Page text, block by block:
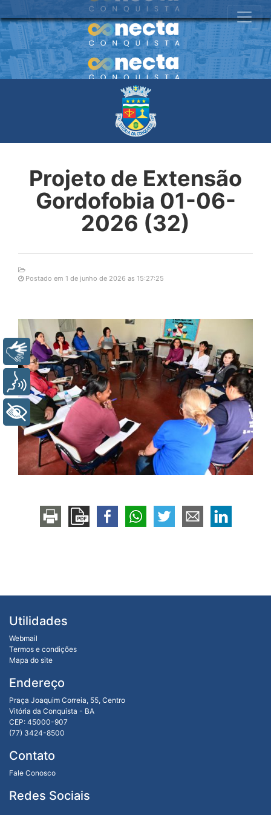
Projeto de Extensão
Gordofobia 01-06-
2026 (32)
Postado em 1 de junho de 2026 as 15:27:25
Utilidades
Webmail
Termos e condições
Mapa do site
Endereço
Praça Joaquim Correia, 55, Centro
Vitória da Conquista - BA
CEP: 45000-907
(77) 3424-8500
Contato
Fale Conosco
Redes Sociais
Libras
Voz
+ Acessibilidade